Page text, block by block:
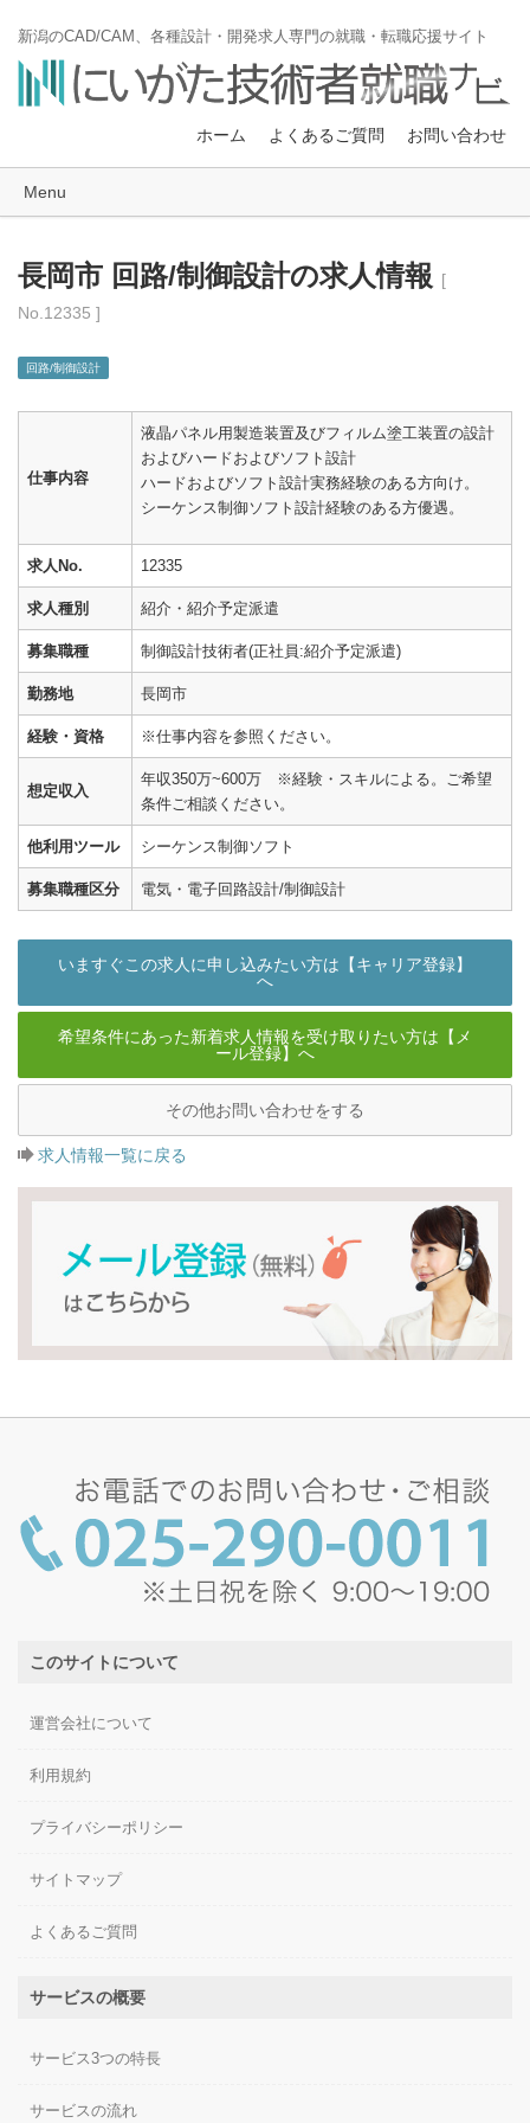
新潟のCAD/CAM、各種設計・開発求人専門の就職・転職応援サイト
ホーム よくあるご質問 お問い合わせ
Menu
長岡市 回路/制御設計の求人情報
[
No.12335 ]
回路/制御設計
仕事内容
液晶パネル用製造装置及びフィルム塗工装置の設計
およびハードおよびソフト設計
ハードおよびソフト設計実務経験のある方向け。
シーケンス制御ソフト設計経験のある方優遇。
求人No. 12335
求人種別 紹介・紹介予定派遣
募集職種 制御設計技術者(正社員:紹介予定派遣)
勤務地 長岡市
経験・資格 ※仕事内容を参照ください。
想定収入
年収350万~600万 ※経験・スキルによる。ご希望
条件ご相談ください。
他利用ツール シーケンス制御ソフト
募集職種区分 電気・電子回路設計/制御設計
いますぐこの求人に申し込みたい方は【キャリア登録】
へ
希望条件にあった新着求人情報を受け取りたい方は【メ
ール登録】へ
その他お問い合わせをする
求人情報一覧に戻る
このサイトについて
運営会社について
利用規約
プライバシーポリシー
サイトマップ
よくあるご質問
サービスの概要
サービス3つの特長
サービスの流れ